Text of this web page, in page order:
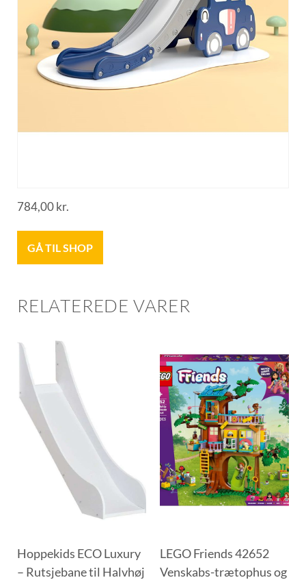
784,00kr.
GÅ TIL SHOP
RELATEREDE VARER
Hoppekids ECO Luxury
– Rutsjebane til Halvhøj
LEGO Friends 42652
Venskabs-trætophus og